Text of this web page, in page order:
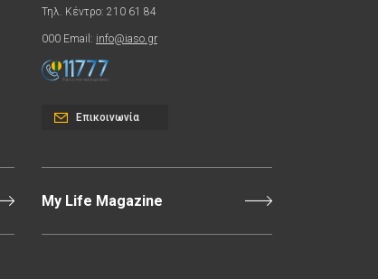
Τηλ. Κέντρο: 210 61 84
000 Email: info@iaso.gr
Επικοινωνία
My Life Magazine